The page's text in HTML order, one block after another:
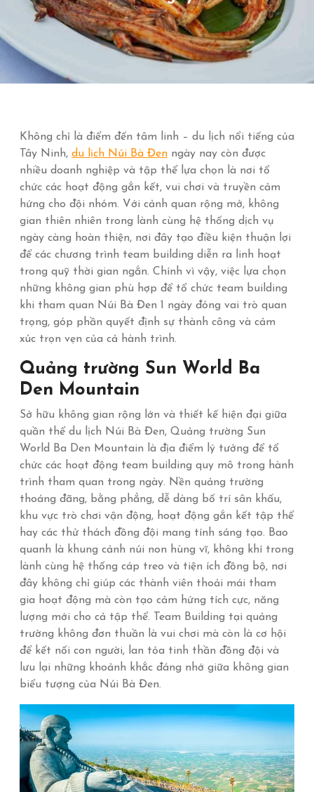
Không chỉ là điểm đến tâm linh – du lịch nổi tiếng của
Tây Ninh, du lịch Núi Bà Đen ngày nay còn được
nhiều doanh nghiệp và tập thể lựa chọn là nơi tổ
chức các hoạt động gắn kết, vui chơi và truyền cảm
hứng cho đội nhóm. Với cảnh quan rộng mở, không
gian thiên nhiên trong lành cùng hệ thống dịch vụ
ngày càng hoàn thiện, nơi đây tạo điều kiện thuận lợi
để các chương trình team building diễn ra linh hoạt
trong quỹ thời gian ngắn. Chính vì vậy, việc lựa chọn
những không gian phù hợp để tổ chức team building
khi tham quan Núi Bà Đen 1 ngày đóng vai trò quan
trọng, góp phần quyết định sự thành công và cảm
xúc trọn vẹn của cả hành trình.
Quảng trường Sun World Ba
Den Mountain
Sở hữu không gian rộng lớn và thiết kế hiện đại giữa
quần thể du lịch Núi Bà Đen, Quảng trường Sun
World Ba Den Mountain là địa điểm lý tưởng để tổ
chức các hoạt động team building quy mô trong hành
trình tham quan trong ngày. Nền quảng trường
thoáng đãng, bằng phẳng, dễ dàng bố trí sân khấu,
khu vực trò chơi vận động, hoạt động gắn kết tập thể
hay các thử thách đồng đội mang tính sáng tạo. Bao
quanh là khung cảnh núi non hùng vĩ, không khí trong
lành cùng hệ thống cáp treo và tiện ích đồng bộ, nơi
đây không chỉ giúp các thành viên thoải mái tham
gia hoạt động mà còn tạo cảm hứng tích cực, năng
lượng mới cho cả tập thể. Team Building tại quảng
trường không đơn thuần là vui chơi mà còn là cơ hội
để kết nối con người, lan tỏa tinh thần đồng đội và
lưu lại những khoảnh khắc đáng nhớ giữa không gian
biểu tượng của Núi Bà Đen.